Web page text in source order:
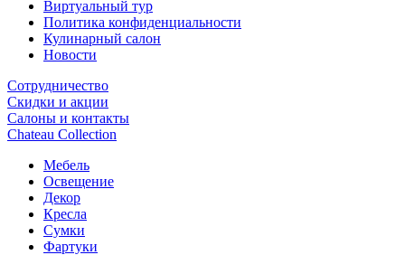
Виртуальный тур
Политика конфиденциальности
Кулинарный салон
Новости
Сотрудничество
Скидки и акции
Салоны и контакты
Chateau Collection
Мебель
Освещение
Декор
Кресла
Сумки
Фартуки